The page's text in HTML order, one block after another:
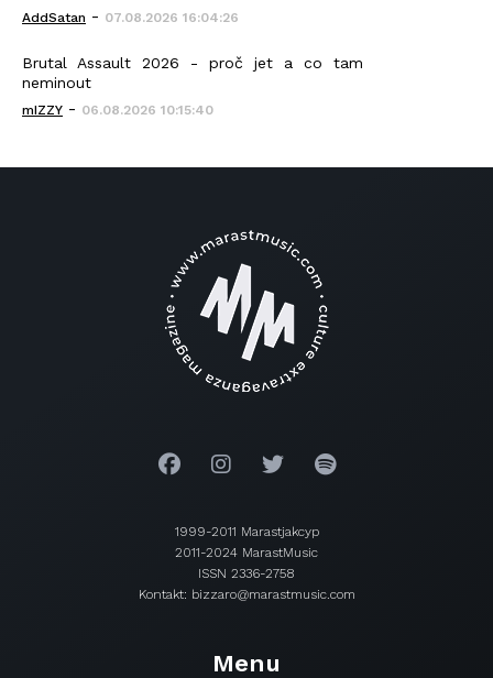
AddSatan - 07.08.2026 16:04:26
Brutal Assault 2026 - proč jet a co tam
neminout
mIZZY - 06.08.2026 10:15:40
1999-2011 Marastjakcyp
2011-2024 MarastMusic
ISSN 2336-2758
Kontakt: bizzaro@marastmusic.com
Menu